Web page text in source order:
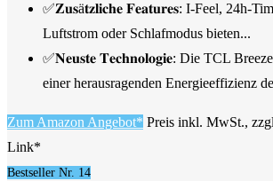
✅𝐙𝐮𝐬ä𝐭𝐳𝐥𝐢𝐜𝐡𝐞 𝐅𝐞𝐚𝐭𝐮𝐫𝐞𝐬: I-Feel, 24h-
Luftstrom oder Schlafmodus bieten...
✅𝐍𝐞𝐮𝐬𝐭𝐞 𝐓𝐞𝐜𝐡𝐧𝐨𝐥𝐨𝐠𝐢𝐞: Die TCL
einer herausragenden Energieeffizienz
Zum Amazon Angebot* Preis inkl. MwSt.,
Link*
Bestseller Nr. 14